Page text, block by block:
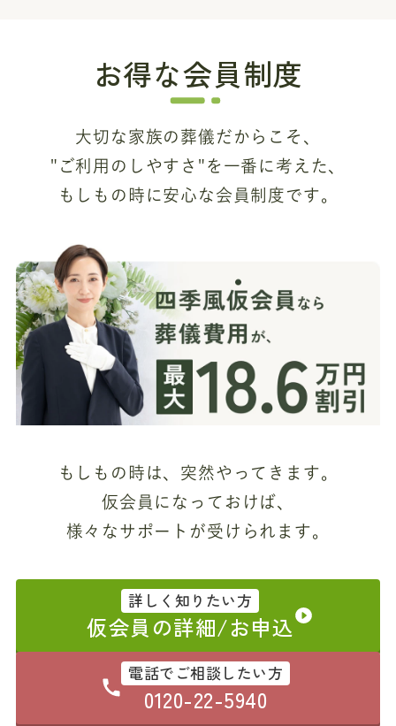
お得な会員制度
大切な家族の葬儀だからこそ、
"ご利用のしやすさ"を一番に考えた、
もしもの時に安心な会員制度です。
もしもの時は、突然やってきます。
仮会員になっておけば、
様々なサポートが受けられます。
詳しく知りたい方
仮会員の詳細/お申込
電話でご相談したい方
0120-22-5940